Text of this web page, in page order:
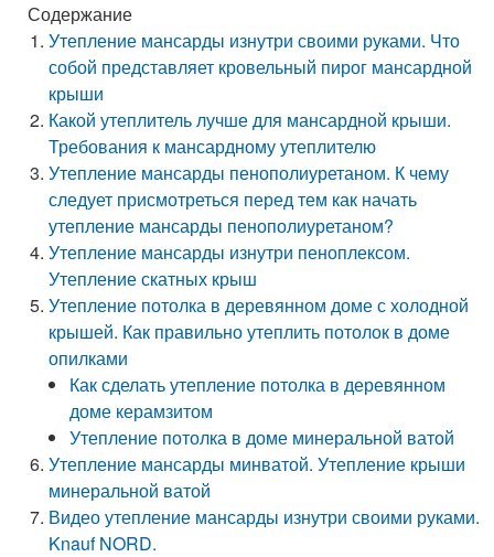
Содержание
Утепление мансарды изнутри своими руками. Что
собой представляет кровельный пирог мансардной
крыши
Какой утеплитель лучше для мансардной крыши.
Требования к мансардному утеплителю
Утепление мансарды пенополиуретаном. К чему
следует присмотреться перед тем как начать
утепление мансарды пенополиуретаном?
Утепление мансарды изнутри пеноплексом.
Утепление скатных крыш
Утепление потолка в деревянном доме с холодной
крышей. Как правильно утеплить потолок в доме
опилками
Как сделать утепление потолка в деревянном
доме керамзитом
Утепление потолка в доме минеральной ватой
Утепление мансарды минватой. Утепление крыши
минеральной ватой
Видео утепление мансарды изнутри своими руками.
Knauf NORD.